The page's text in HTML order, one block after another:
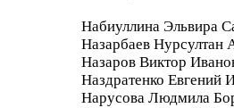
Набиуллина Эльвира
Назарбаев Нурсултан
Назаров Виктор
Наздратенко Евгений
Нарусова Людмила